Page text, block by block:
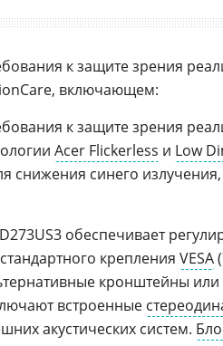
к защите зрения
включающем:
к защите зрения
Acer Flickerless и Low
снижения синего
обеспечивает
крепления VESA
кронштейны
встроенные
акустических систем.